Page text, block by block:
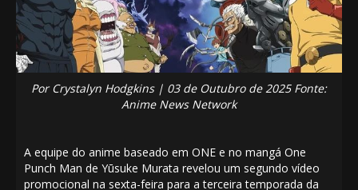
Por Crystalyn Hodgkins | 03 de Outubro de 2025 Fonte:
Anime News Network
A equipe do anime baseado em ONE e no mangá One
Punch Man de Yūsuke Murata revelou um segundo vídeo
promocional na sexta-feira para a terceira temporada da